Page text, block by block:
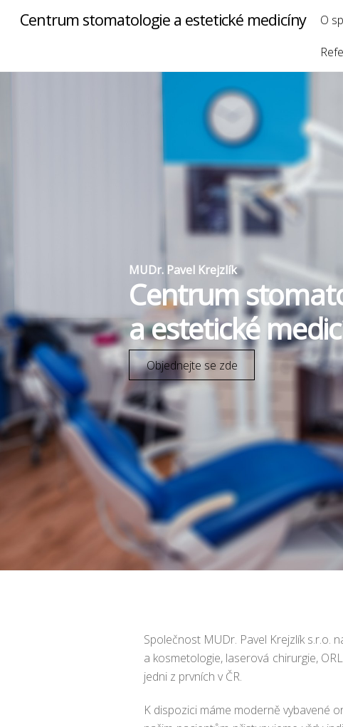
Centrum stomatologie a estetické medicíny O
MUDr. Pavel Krejzlík
Centrum
a estetické
Objednejte se zde
Společnost MUDr. Pavel Krejzlík s.r.o.
a kosmetologie, laserová chirurgie,
jedni z prvních v ČR.
K dispozici máme moderně vybavené